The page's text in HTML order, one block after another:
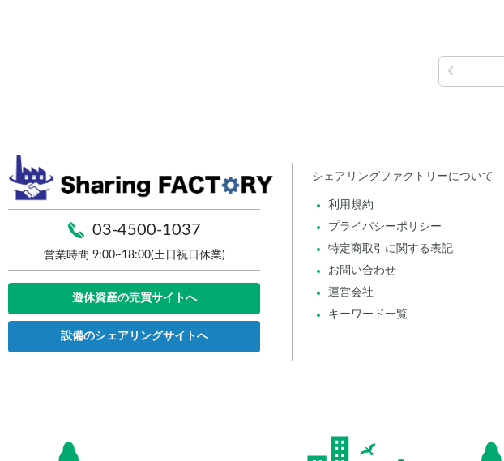
03-4500-1037
営業時間 9:00~18:00(土日祝日休業)
遊休資産の売買サイトへ
設備のシェアリングサイトへ
シェアリングファクトリーについて
利用規約
プライバシーポリシー
特定商取引に関する表記
お問い合わせ
運営会社
キーワード一覧